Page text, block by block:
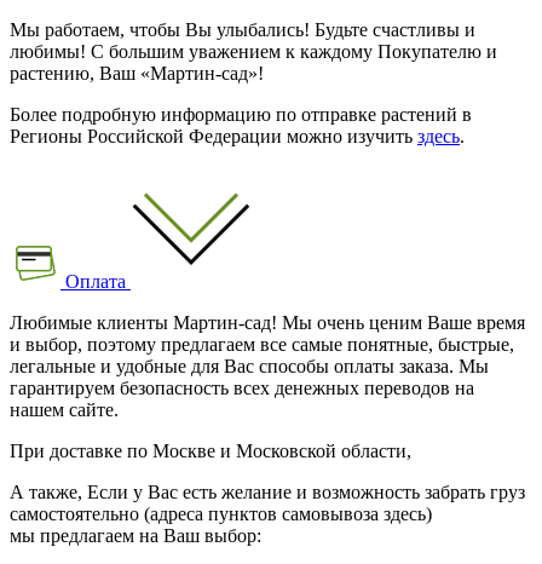
Мы работаем, чтобы Вы улыбались! Будьте счастливы и
любимы! С большим уважением к каждому Покупателю и
растению, Ваш «Мартин-сад»!
Более подробную информацию по отправке растений в
Регионы Российской Федерации можно изучить здесь.
Оплата
Любимые клиенты Мартин-сад! Мы очень ценим Ваше время
и выбор, поэтому предлагаем все самые понятные, быстрые,
легальные и удобные для Вас способы оплаты заказа. Мы
гарантируем безопасность всех денежных переводов на
нашем сайте.
При доставке по Москве и Московской области,
А также, Если у Вас есть желание и возможность забрать груз
самостоятельно (адреса пунктов самовывоза здесь)
мы предлагаем на Ваш выбор: